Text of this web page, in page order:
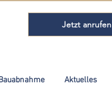
Jetzt anrufen
Aktuelles